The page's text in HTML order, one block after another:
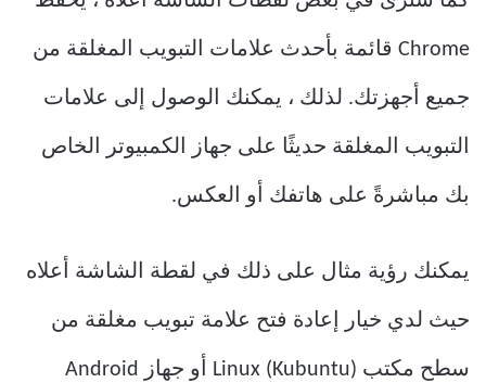
Chrome قائمة بأحدث علامات التبويب المغلقة من
جميع أجهزتك. لذلك ، يمكنك الوصول إلى علامات
التبويب المغلقة حديثًا على جهاز الكمبيوتر الخاص
بك مباشرةً على هاتفك أو العكس.
يمكنك رؤية مثال على ذلك في لقطة الشاشة أعلاه
حيث لدي خيار إعادة فتح علامة تبويب مغلقة من
سطح مكتب Linux (Kubuntu) أو جهاز Android